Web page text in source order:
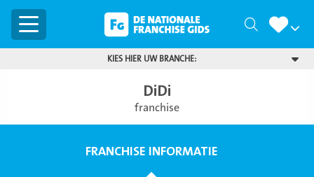
Menu Zoeken
KIES HIER UW BRANCHE:
DiDi
franchise
FRANCHISE INFORMATIE